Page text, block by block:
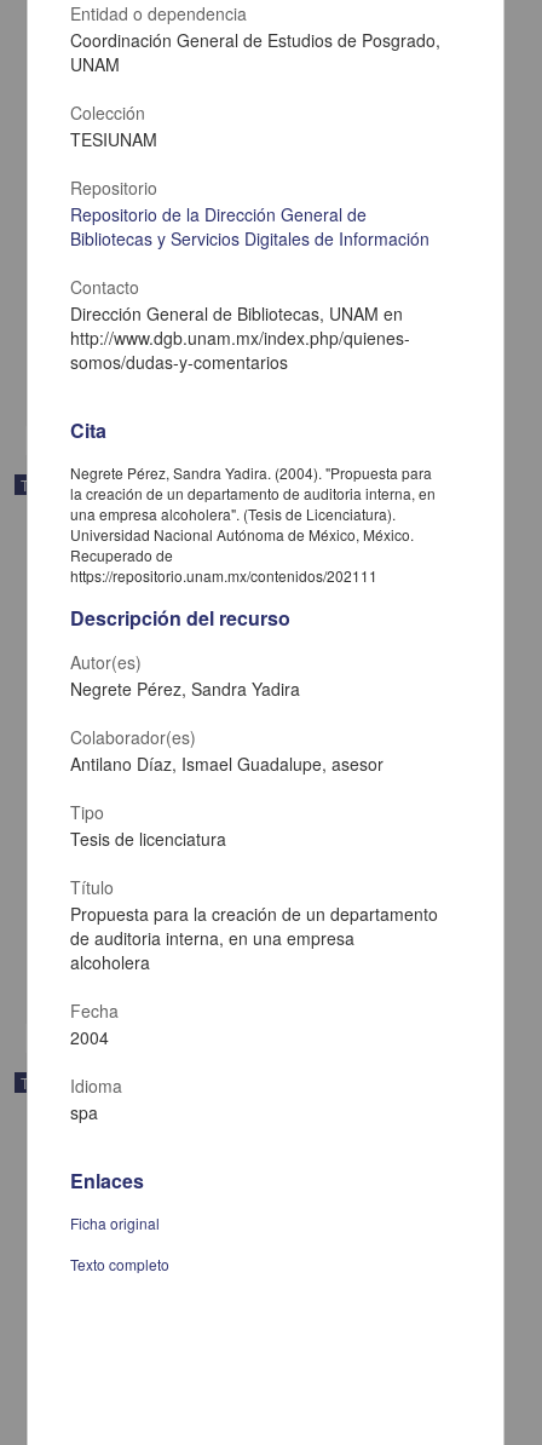
Investigaciones Agrícolas y Pecuarias campus Uruapan
Torres Melgoza, Sergio
Físico Matemáticas y Ciencias de la Tierra
Trabajo de grado
Determinar la participacion de enfermeria en la orientacion y
de Tarecuato
Duarte Aguilar, Hayde Edith
Medicina y Ciencias de la Salud
Trabajo de grado
Entidad o dependencia
Coordinación General de Estudios de Posgrado,
UNAM
Colección
TESIUNAM
Repositorio
Repositorio de la Dirección General de
Bibliotecas y Servicios Digitales de Información
Contacto
Dirección General de Bibliotecas, UNAM en
http://www.dgb.unam.mx/index.php/quienes-
somos/dudas-y-comentarios
Cita
Negrete Pérez, Sandra Yadira. (2004). "Propuesta para
la creación de un departamento de auditoria interna, en
una empresa alcoholera". (Tesis de Licenciatura).
Universidad Nacional Autónoma de México, México.
Recuperado de
https://repositorio.unam.mx/contenidos/202111
Descripción del recurso
Autor(es)
Negrete Pérez, Sandra Yadira
Colaborador(es)
Antilano Díaz, Ismael Guadalupe, asesor
Tipo
Tesis de licenciatura
Título
Propuesta para la creación de un departamento
de auditoria interna, en una empresa
alcoholera
Fecha
2004
Idioma
spa
Enlaces
Ficha original
Texto completo